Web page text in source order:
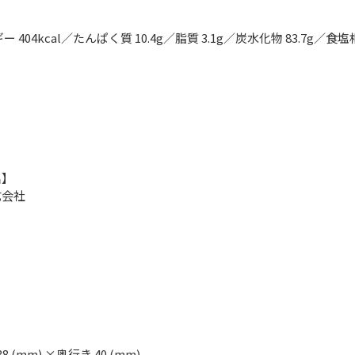
404kcal／たんぱく質 10.4g／脂質 3.1g／炭水化物 83.7g／食塩
社